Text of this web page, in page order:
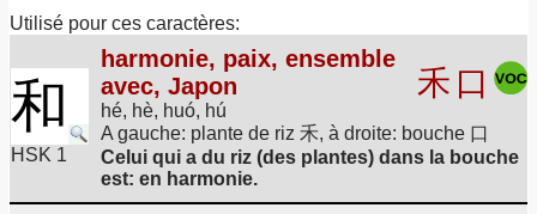
Utilisé pour ces caractères:
和
HSK 1
harmonie, paix, ensemble
avec, Japon
hé, hè, huó, hú
禾 口
A gauche: plante de riz 禾, à droite: bouche 口
Celui qui a du riz (des plantes) dans la bouche
est: en harmonie.